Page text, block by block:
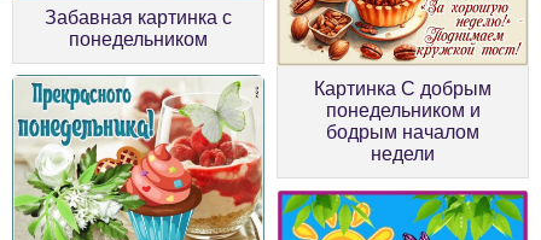
Забавная картинка с
понедельником
Картинка С добрым
понедельником и
бодрым началом
недели